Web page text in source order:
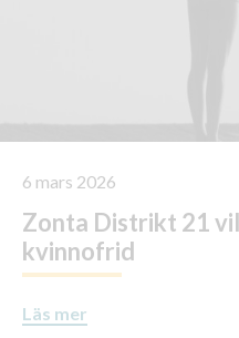
6 mars 2026
Zonta Distrikt 21
kvinnofrid
Läs mer